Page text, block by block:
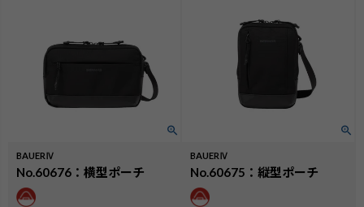
BAUERⅣ
No.60676：横型ポーチ
BAUERⅣ
No.60675：縦型ポーチ